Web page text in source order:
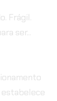
Frágil.
ser...
estabelece